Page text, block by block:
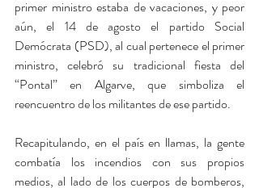
primer ministro estaba de vacaciones, y peor
aún, el 14 de agosto el partido Social
Demócrata (PSD), al cual pertenece el primer
ministro, celebró su tradicional fiesta del
“Pontal” en Algarve, que simboliza el
reencuentro de los militantes de ese partido.
Recapitulando, en el país en llamas, la gente
combatía los incendios con sus propios
medios, al lado de los cuerpos de bomberos,